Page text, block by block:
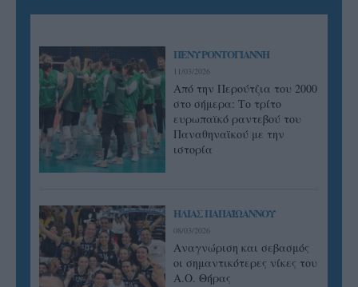
ΠΕΝΥ ΡΟΝΤΟΓΙΑΝΝΗ
11/03/2026
Από την Περούτζια του 2000
στο σήμερα: Tο τρίτο
ευρωπαϊκό ραντεβού του
Παναθηναϊκού με την
ιστορία
ΗΛΙΑΣ ΠΑΠΑΪΩΑΝΝΟΥ
08/03/2026
Αναγνώριση και σεβασμός
οι σημαντικότερες νίκες του
Α.Ο. Θήρας